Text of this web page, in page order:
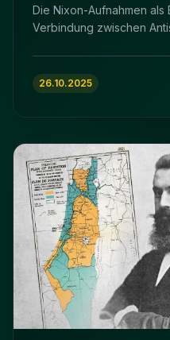
Die Nixon-Aufnahmen
Verbindung zwischen
26.10.2025